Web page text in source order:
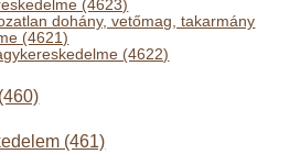
(4623)
dohány, vetőmag, takarmány
(4621)
(4622)
(461)